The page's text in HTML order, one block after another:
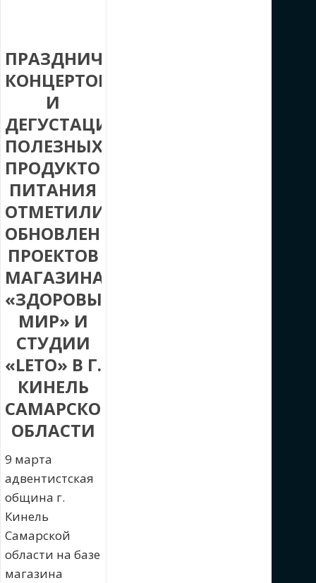
ПРАЗДНИЧНЫМ
КОНЦЕРТОМ
И
ДЕГУСТАЦИЕЙ
ПОЛЕЗНЫХ
ПРОДУКТОВ
ПИТАНИЯ
ОТМЕТИЛИ
ОБНОВЛЕНИЕ
ПРОЕКТОВ
МАГАЗИНА
«ЗДОРОВЫЙ
МИР» И
СТУДИИ
«LETO» В Г.
КИНЕЛЬ
САМАРСКОЙ
ОБЛАСТИ
9 марта
адвентистская
община г.
Кинель
Самарской
области на базе
магазина